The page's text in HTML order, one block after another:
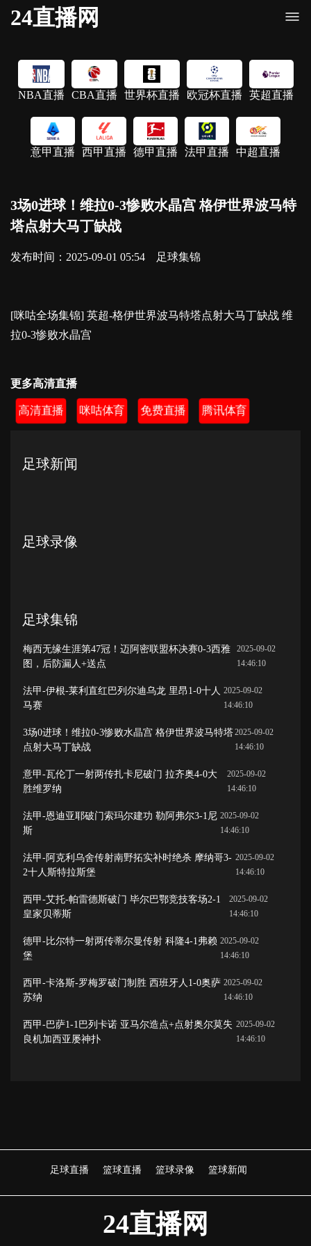
24直播网
NBA直播 CBA直播 世界杯直播 欧冠杯直播 英超直播
意甲直播 西甲直播 德甲直播 法甲直播 中超直播
3场0进球！维拉0-3惨败水晶宫 格伊世界波马特
塔点射大马丁缺战
发布时间：2025-09-01 05:54 足球集锦
[咪咕全场集锦] 英超-格伊世界波马特塔点射大马丁缺战 维
拉0-3惨败水晶宫
更多高清直播
高清直播 咪咕体育 免费直播 腾讯体育
足球新闻
足球录像
足球集锦
梅西无缘生涯第47冠！迈阿密联盟杯决赛0-3西雅
图，后防漏人+送点
2025-09-02
14:46:10
法甲-伊根-莱利直红巴列尔迪乌龙 里昂1-0十人
马赛
2025-09-02
14:46:10
3场0进球！维拉0-3惨败水晶宫 格伊世界波马特塔
点射大马丁缺战
2025-09-02
14:46:10
意甲-瓦伦丁一射两传扎卡尼破门 拉齐奥4-0大
胜维罗纳
2025-09-02
14:46:10
法甲-恩迪亚耶破门索玛尔建功 勒阿弗尔3-1尼
斯
2025-09-02
14:46:10
法甲-阿克利乌舍传射南野拓实补时绝杀 摩纳哥3-
2十人斯特拉斯堡
2025-09-02
14:46:10
西甲-艾托-帕雷德斯破门 毕尔巴鄂竞技客场2-1
皇家贝蒂斯
2025-09-02
14:46:10
德甲-比尔特一射两传蒂尔曼传射 科隆4-1弗赖
堡
2025-09-02
14:46:10
西甲-卡洛斯-罗梅罗破门制胜 西班牙人1-0奥萨
苏纳
2025-09-02
14:46:10
西甲-巴萨1-1巴列卡诺 亚马尔造点+点射奥尔莫失
良机加西亚屡神扑
2025-09-02
14:46:10
足球直播 篮球直播 篮球录像 篮球新闻
24直播网